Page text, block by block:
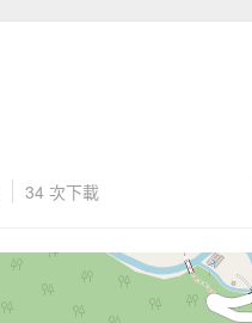
34 次下載